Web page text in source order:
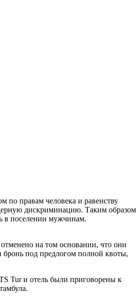
по правам человека и равенству
дискриминацию. Таким образом
в поселении мужчинам.
на том основании, что они
бронь под предлогом полной квоты,
Tur и отель были приговорены к